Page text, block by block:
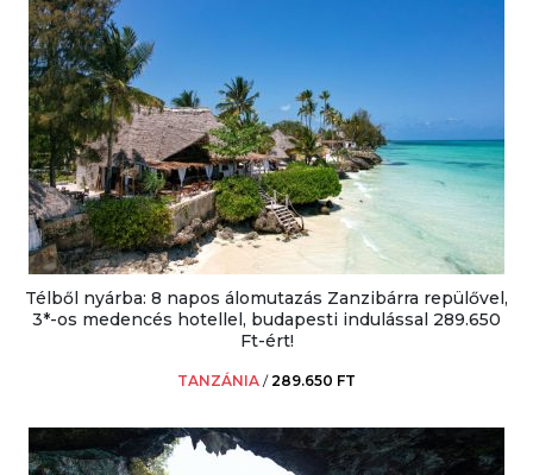
Télből nyárba: 8 napos álomutazás Zanzibárra repülővel,
3*-os medencés hotellel, budapesti indulással 289.650
Ft-ért!
TANZÁNIA /289.650 FT